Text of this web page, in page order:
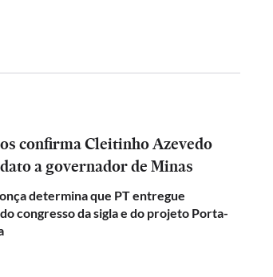
confirma Cleitinho Azevedo
a governador de Minas
determina que PT entregue
congresso da sigla e do projeto Porta-